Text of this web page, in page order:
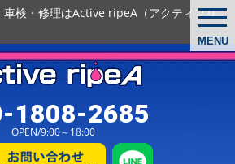
MENU
検・修理はActive ripeA（アクティブリ
1808-2685
OPEN/9:00～18:00